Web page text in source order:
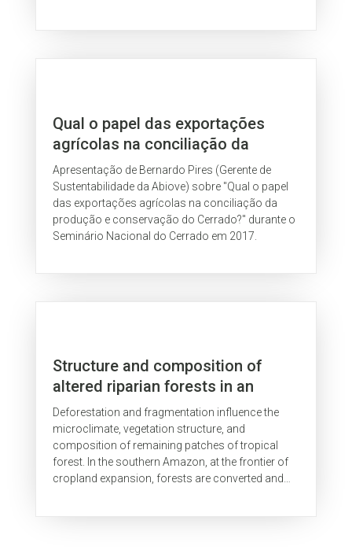
Qual o papel das exportações
agrícolas na conciliação da
produção e conservação do
Cerrado?
Apresentação de Bernardo Pires (Gerente de
Sustentabilidade da Abiove) sobre "Qual o papel
das exportações agrícolas na conciliação da
produção e conservação do Cerrado?" durante o
Seminário Nacional do Cerrado em 2017.
Structure and composition of
altered riparian forests in an
agricultural Amazonian landscape
Deforestation and fragmentation influence the
microclimate, vegetation structure, and
composition of remaining patches of tropical
forest. In the southern Amazon, at the frontier of
cropland expansion, forests are converted and